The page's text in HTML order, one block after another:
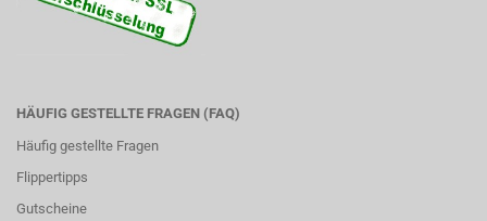
HÄUFIG GESTELLTE FRAGEN (FAQ)
Häufig gestellte Fragen
Flippertipps
Gutscheine